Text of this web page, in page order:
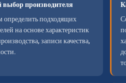
производителя
подходящих
на основе характеристик
записи качества,